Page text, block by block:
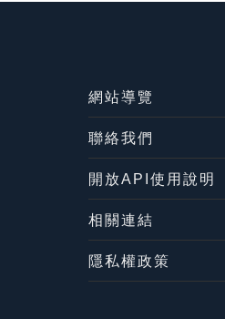
網站導覽
聯絡我們
開放API使用說明
相關連結
隱私權政策